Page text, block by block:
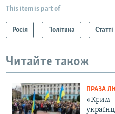
This item is part of
Росія Політика Статті
Читайте також
ПРАВА
«Крим